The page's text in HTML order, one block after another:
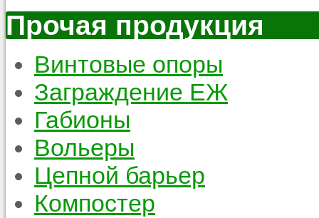
Прочая продукция
Винтовые опоры
Заграждение ЕЖ
Габионы
Вольеры
Цепной барьер
Компостер